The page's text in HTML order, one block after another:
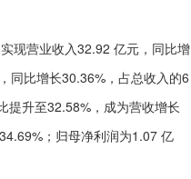
现营业收入32.92 亿元，同比增
同比增长30.36%，占总收入的6
提升至32.58%，成为营收增长
；归母净利润为1.07 亿